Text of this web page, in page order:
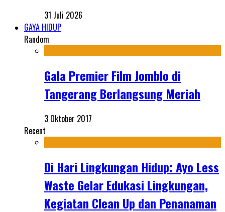
31 Juli 2026
GAYA HIDUP
Random
Gala Premier Film Jomblo di
Tangerang Berlangsung Meriah
3 Oktober 2017
Recent
Di Hari Lingkungan Hidup: Ayo Less
Waste Gelar Edukasi Lingkungan,
Kegiatan Clean Up dan Penanaman